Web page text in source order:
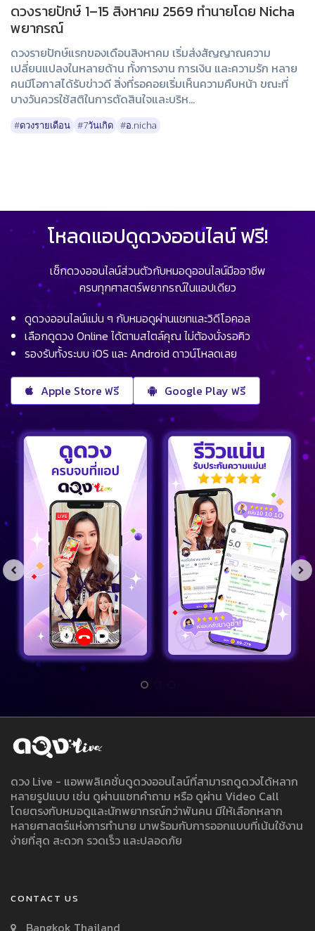
ดวงรายปักษ์ 1–15 สิงหาคม 2569 ทำนายโดย Nicha
พยากรณ์
ดวงรายปักษ์แรกของเดือนสิงหาคม เริ่มส่งสัญญาณความ
เปลี่ยนแปลงในหลายด้าน ทั้งการงาน การเงิน และความรัก หลาย
คนมีโอกาสได้รับข่าวดี สิ่งที่รอคอยเริ่มเห็นความคืบหน้า ขณะที่
บางวันควรใช้สติในการตัดสินใจและบริห...
#ดวงรายเดือน #7วันเกิด #อ.nicha
โหลดแอปดูดวงออนไลน์ ฟรี!
เช็กดวงออนไลน์ส่วนตัวกับหมอดูออนไลน์มืออาชีพ
ครบทุกศาสตร์พยากรณ์ในแอปเดียว
ดูดวงออนไลน์แม่น ๆ กับหมอดูผ่านแชทและวิดีโอคอล
เลือกดูดวง Online ได้ตามสไตล์คุณ ไม่ต้องนั่งรอคิว
รองรับทั้งระบบ iOS และ Android ดาวน์โหลดเลย
Apple Store ฟรี Google Play ฟรี
ดวง Live - แอพพลิเคชั่นดูดวงออนไลน์ที่สามารถดูดวงได้หลาก
หลายรูปแบบ เช่น ดูผ่านแชทคำถาม หรือ ดูผ่าน Video Call
โดยตรงกับหมอดูและนักพยากรณ์กว่าพันคน มีให้เลือกหลาก
หลายศาสตร์แห่งการทำนาย มาพร้อมกับการออกแบบที่เน้นใช้งาน
ง่ายที่สุด สะดวก รวดเร็ว และปลอดภัย
CONTACT US
Bangkok Thailand